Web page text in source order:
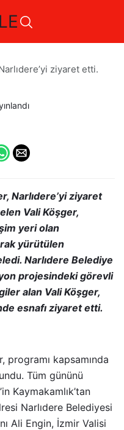
Ziyaret
ziyaret etti.
Narlıdere’yi ziyaret
Vali Köşger,
yeri olan
yürütülen
Narlıdere Belediye
projesindeki görevli
alan Vali Köşger,
esnafı ziyaret etti.
programı kapsamında
Tüm gününü
Kaymakamlık’tan
Narlıdere Belediyesi
Ali Engin, İzmir Valisi